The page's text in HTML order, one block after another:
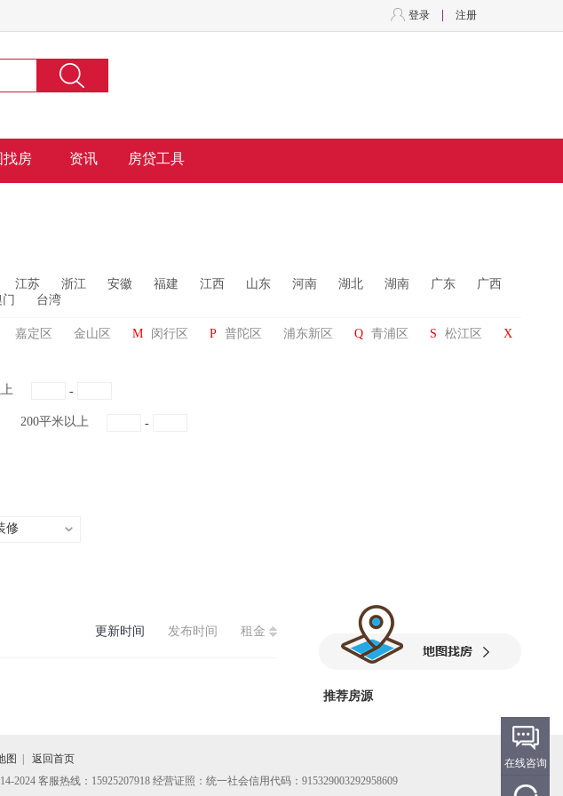
注册
登录
找房 资讯 房贷工具
江苏 浙江 安徽 福建 江西 山东 河南 湖北 湖南 广东
广西
台湾
嘉定区 金山区 M 闵行区 P 普陀区 浦东新区 Q 青浦区 S 松江区
X
-
200平米以上 -
修
租金
发布时间
更新时间
推荐房源
图
返回首页
2024 客服热线：15925207918 经营证照：统一社会信用代码：915329003292958609
在线咨询